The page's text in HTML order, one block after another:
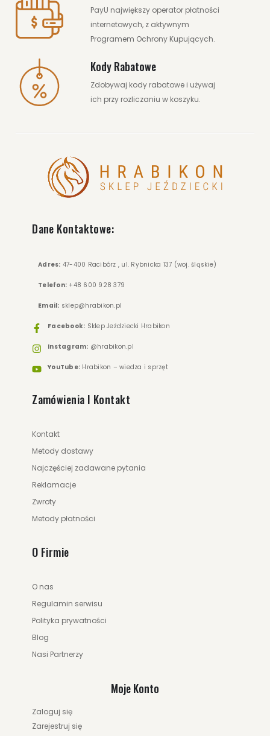
235.00 zł
ZOBACZ WIĘCEJ
PayU największy operator płatności
internetowych, z aktywnym
Programem Ochrony Kupujących.
Kody Rabatowe
Zdobywaj kody rabatowe i używaj
ich przy rozliczaniu w koszyku.
Dane Kontaktowe:
Adres: 47-400 Racibórz , ul. Rybnicka 137 (woj. śląskie)
Telefon: +48 600 928 379
Email: sklep@hrabikon.pl
Facebook: Sklep Jeździecki Hrabikon
Instagram: @hrabikon.pl
YouTube: Hrabikon – wiedza i sprzęt
Zamówienia I Kontakt
Kontakt
Metody dostawy
Najczęściej zadawane pytania
Reklamacje
Zwroty
Metody płatności
O Firmie
O nas
Regulamin serwisu
Polityka prywatności
Blog
Nasi Partnerzy
Moje Konto
Zaloguj się
Zarejestruj się